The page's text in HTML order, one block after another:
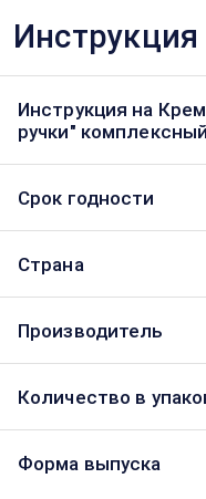
Инструкция
Инструкция на
ручки"
Срок годности
Страна
Производитель
Количество в
Форма выпуска